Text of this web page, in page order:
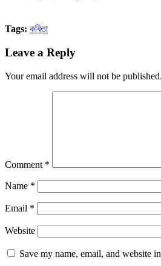
Tags: কবিতা
Leave a Reply
Your email address will not be published.
Comment *
Name *
Email *
Website
Save my name, email, and website